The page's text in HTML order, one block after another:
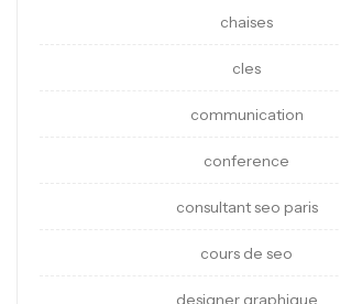
chaises
cles
communication
conference
consultant seo paris
cours de seo
designer graphique